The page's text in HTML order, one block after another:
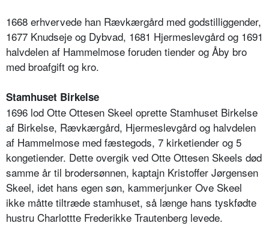
1668 erhvervede han Rævkærgård med godstilliggender,
1677 Knudseje og Dybvad, 1681 Hjermeslevgård og 1691
halvdelen af Hammelmose foruden tiender og Åby bro
med broafgift og kro.
Stamhuset Birkelse
1696 lod Otte Ottesen Skeel oprette Stamhuset Birkelse
af Birkelse, Rævkærgård, Hjermeslevgård og halvdelen
af Hammelmose med fæstegods, 7 kirketiender og 5
kongetiender. Dette overgik ved Otte Ottesen Skeels død
samme år til brodersønnen, kaptajn Kristoffer Jørgensen
Skeel, idet hans egen søn, kammerjunker Ove Skeel
ikke måtte tiltræde stamhuset, så længe hans tyskfødte
hustru Charlottte Frederikke Trautenberg levede.